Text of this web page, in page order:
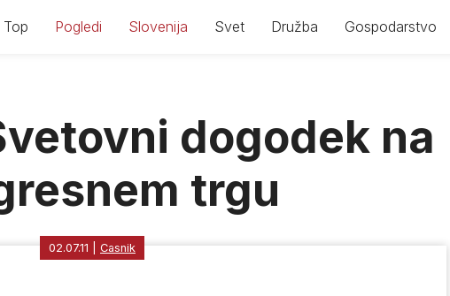
Top Pogledi Slovenija Svet Družba Gospodarstvo
dogodek na
trgu
02.07.11 Casnik